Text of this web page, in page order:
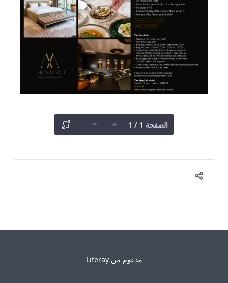
الصفحة 1 / 1
مدعوم منLiferay